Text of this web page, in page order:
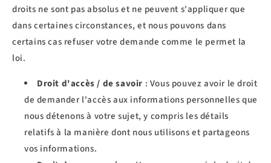
droits ne sont pas absolus et ne peuvent s'appliquer que
dans certaines circonstances, et nous pouvons dans
certains cas refuser votre demande comme le permet la
loi.
Droit d'accès / de savoir : Vous pouvez avoir le droit
de demander l'accès aux informations personnelles que
nous détenons à votre sujet, y compris les détails
relatifs à la manière dont nous utilisons et partageons
vos informations.